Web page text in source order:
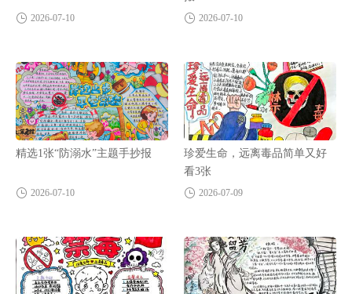
2026-07-10 2026-07-10
精选1张“防溺水”主题手抄报
2026-07-10
珍爱生命，远离毒品简单又好
看3张
2026-07-09